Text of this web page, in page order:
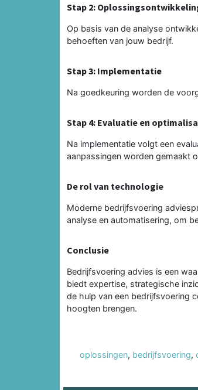
Stap 2:
Op basis van de analyse
behoeften van jouw bedrijf.
Stap 3: Implementatie
Na goedkeuring worden de
Stap 4: Evaluatie en
Na implementatie volgt een
aanpassingen worden gemaakt
De rol van technologie
Moderne bedrijfsvoering
analyse en automatisering, om
Conclusie
Bedrijfsvoering advies is een
biedt expertise, strategische
de hulp van een bedrijfsvoering
hoogten brengen.
oplossingen, bedrijfsvoering,